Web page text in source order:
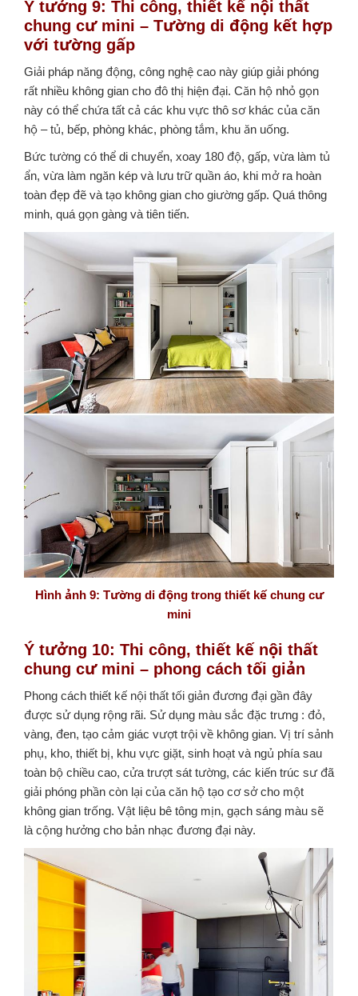
Ý tưởng 9: Thi công, thiết kế nội thất
chung cư mini – Tường di động kết hợp
với tường gấp
Giải pháp năng động, công nghệ cao này giúp giải phóng
rất nhiều không gian cho đô thị hiện đại. Căn hộ nhỏ gọn
này có thể chứa tất cả các khu vực thô sơ khác của căn
hộ – tủ, bếp, phòng khác, phòng tắm, khu ăn uống.
Bức tường có thể di chuyển, xoay 180 độ, gấp, vừa làm tủ
ẩn, vừa làm ngăn kép và lưu trữ quần áo, khi mở ra hoàn
toàn đẹp đẽ và tạo không gian cho giường gấp. Quá thông
minh, quá gọn gàng và tiên tiến.
Hình ảnh 9: Tường di động trong thiết kế chung cư
mini
Ý tưởng 10: Thi công, thiết kế nội thất
chung cư mini – phong cách tối giản
Phong cách thiết kế nội thất tối giản đương đại gần đây
được sử dụng rộng rãi. Sử dụng màu sắc đặc trưng : đỏ,
vàng, đen, tạo cảm giác vượt trội về không gian. Vị trí sảnh
phụ, kho, thiết bị, khu vực giặt, sinh hoạt và ngủ phía sau
toàn bộ chiều cao, cửa trượt sát tường, các kiến trúc sư đã
giải phóng phần còn lại của căn hộ tạo cơ sở cho một
không gian trống. Vật liệu bê tông mịn, gạch sáng màu sẽ
là cộng hưởng cho bản nhạc đương đại này.